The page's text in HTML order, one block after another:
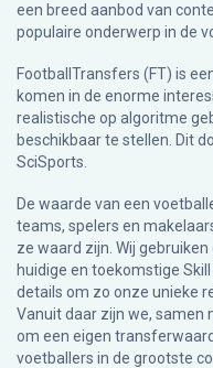
een breed aanbod van
populaire onderwerp in de
FootballTransfers (FT) is
komen in de enorme
realistische op algoritme
beschikbaar te stellen. Dit
SciSports
De waarde van een
teams, spelers en
ze waard zijn. Wij
huidige en toekomstige
details om zo onze unieke
Vanuit daar zijn we, samen
om een eigen
voetballers in de grootste